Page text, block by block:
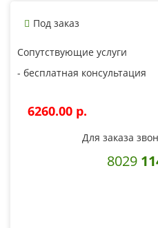
Под заказ
Сопутствующие услуги
- бесплатная консультация
6260.00 p.
Для заказа
8029